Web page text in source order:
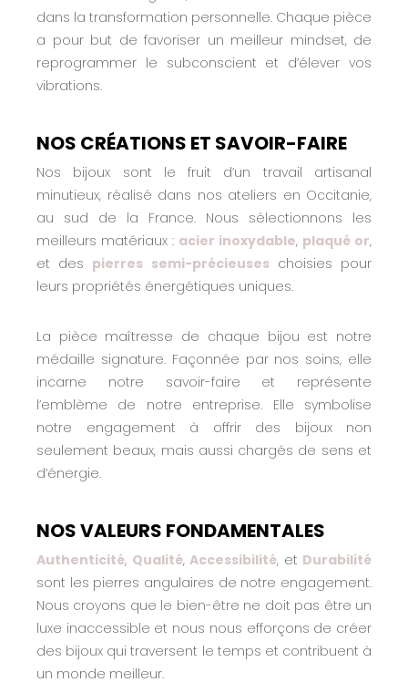
dans la transformation personnelle. Chaque pièce
a pour but de favoriser un meilleur mindset, de
reprogrammer le subconscient et d’élever vos
vibrations.
NOS CRÉATIONS ET SAVOIR-FAIRE
Nos bijoux sont le fruit d’un travail artisanal
minutieux, réalisé dans nos ateliers en Occitanie,
au sud de la France. Nous sélectionnons les
meilleurs matériaux : acier inoxydable, plaqué or,
et des pierres semi-précieuseschoisies pour
leurs propriétés énergétiques uniques.
La pièce maîtresse de chaque bijou est notre
médaille signature. Façonnée par nos soins, elle
incarne notre savoir-faire et représente
l’emblème de notre entreprise. Elle symbolise
notre engagement à offrir des bijoux non
seulement beaux, mais aussi chargés de sens et
d’énergie.
NOS VALEURS FONDAMENTALES
Authenticité, Qualité, Accessibilité, et Durabilité
sont les pierres angulaires de notre engagement.
Nous croyons que le bien-être ne doit pas être un
luxe inaccessible et nous nous efforçons de créer
des bijoux qui traversent le temps et contribuent à
un monde meilleur.